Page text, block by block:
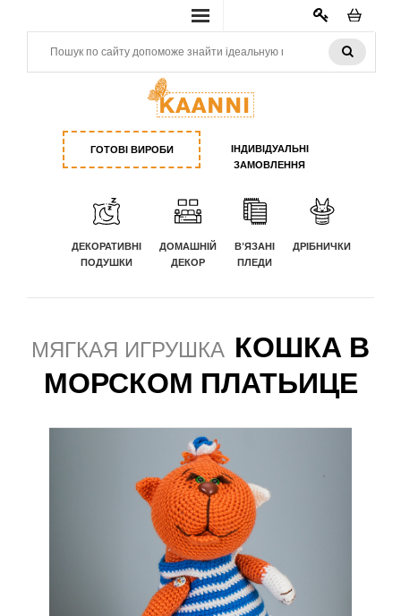
КАБИНЕТ
ГОТОВІ ВИРОБИ
ІНДИВІДУАЛЬНІ
ЗАМОВЛЕННЯ
ДЕКОРАТИВНІ
ПОДУШКИ
ДОМАШНІЙ
ДЕКОР
В'ЯЗАНІ
ПЛЕДИ
ДРІБНИЧКИ
МЯГКАЯ ИГРУШКА КОШКА В
МОРСКОМ ПЛАТЬИЦЕ